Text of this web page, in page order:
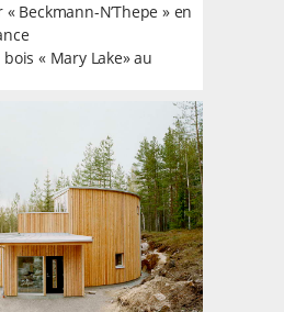
Beckmann-N’Thepe » en
« Mary Lake» au